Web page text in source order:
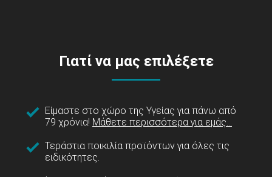
Γιατί να μας επιλέξετε
Είμαστε στο χώρο της Υγείας για πάνω από
79 χρόνια! Μάθετε περισσότερα για εμάς...
Τεράστια ποικιλία προϊόντων για όλες τις
ειδικότητες.